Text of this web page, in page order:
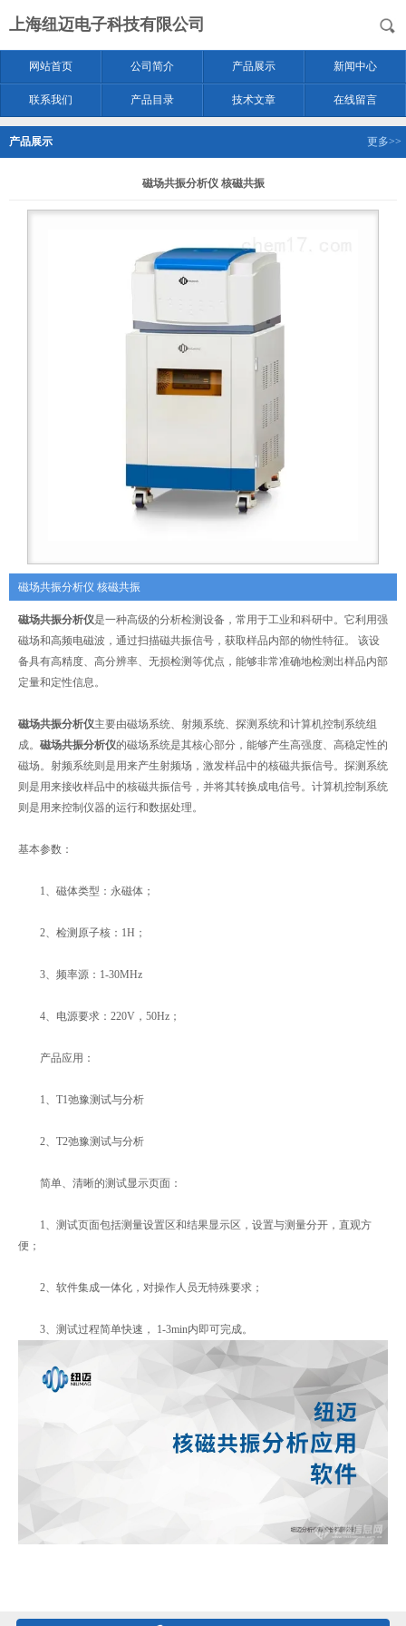
上海纽迈电子科技有限公司
网站首页 公司简介 产品展示 新闻中心
联系我们 产品目录 技术文章 在线留言
产品展示 更多>>
磁场共振分析仪 核磁共振
磁场共振分析仪 核磁共振
磁场共振分析仪是一种高级的分析检测设备，常用于工业和科研中。它利用强
磁场和高频电磁波，通过扫描磁共振信号，获取样品内部的物性特征。 该设
备具有高精度、高分辨率、无损检测等优点，能够非常准确地检测出样品内部
定量和定性信息。
磁场共振分析仪主要由磁场系统、射频系统、探测系统和计算机控制系统组
成。 磁场共振分析仪的磁场系统是其核心部分，能够产生高强度、高稳定性的
磁场。射频系统则是用来产生射频场，激发样品中的核磁共振信号。探测系统
则是用来接收样品中的核磁共振信号，并将其转换成电信号。计算机控制系统
则是用来控制仪器的运行和数据处理。
基本参数：
1、磁体类型：永磁体；
2、检测原子核：1H；
3、频率源：1-30MHz
4、电源要求：220V，50Hz；
产品应用：
1、T1弛豫测试与分析
2、T2弛豫测试与分析
简单、清晰的测试显示页面：
1、测试页面包括测量设置区和结果显示区，设置与测量分开，直观方
便；
2、软件集成一体化，对操作人员无特殊要求；
3、测试过程简单快速， 1-3min内即可完成。